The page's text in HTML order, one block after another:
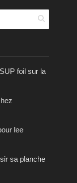
foil sur la
lee
sa planche